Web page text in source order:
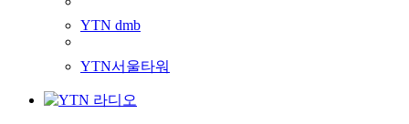
YTN dmb
YTN서울타워